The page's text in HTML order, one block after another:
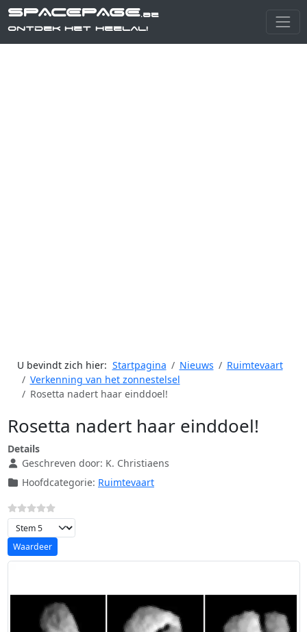
SPACEPAGE.be
Ontdek het heelal!
U bevindt zich hier: Startpagina Nieuws
Ruimtevaart
Verkenning van het zonnestelsel
Rosetta nadert haar einddoel!
Rosetta nadert haar einddoel!
Details
Geschreven door: K. Christiaens
Hoofdcategorie: Ruimtevaart
Voeg waardering toe